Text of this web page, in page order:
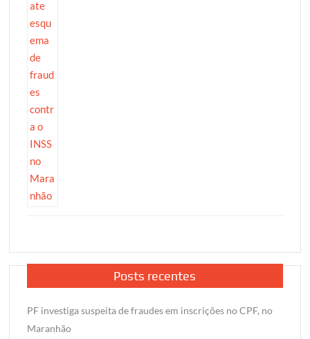
Posts recentes
PF investiga suspeita de fraudes em inscrições no CPF, no
Maranhão